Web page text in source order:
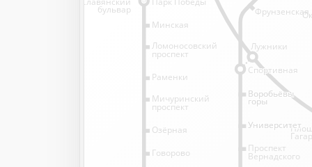
Лужники
Минская
Ломоносовский
проспект
Раменки
Спортивная
Спортивная
Фрунзенская
бульвар
Проспект
Вернадского
Воробьёвы
горы
Воробьёвы
горы
Университет
Университет
Говорово
Озёрная
Мичуринский
проспект